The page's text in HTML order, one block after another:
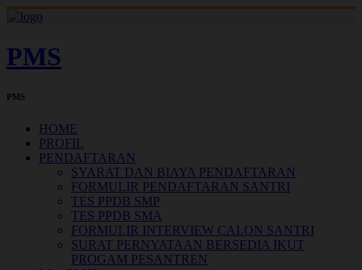
PMS
PMS
HOME
PROFIL
PENDAFTARAN
SYARAT DAN BIAYA PENDAFTARAN
FORMULIR PENDAFTARAN SANTRI
TES PPDB SMP
TES PPDB SMA
FORMULIR INTERVIEW CALON SANTRI
SURAT PERNYATAAN BERSEDIA IKUT
PROGAM PESANTREN